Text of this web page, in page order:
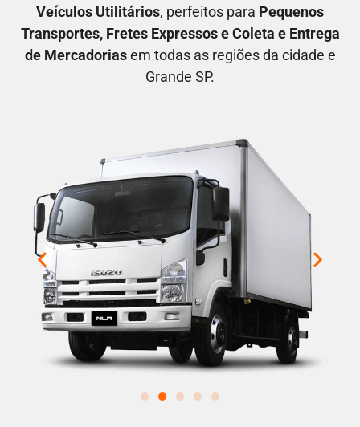
Veículos Utilitários, perfeitos para Pequenos
Transportes, Fretes Expressose Coleta e Entrega
de Mercadoriasem todas as regiões da cidade e
Grande SP.